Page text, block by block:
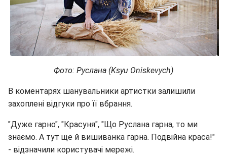
Фото: Руслана (Ksyu Oniskevych)
В коментарях шанувальники артистки залишили
захоплені відгуки про її вбрання.
"Дуже гарно", "Красуня", "Що Руслана гарна, то ми
знаємо. А тут ще й вишиванка гарна. Подвійна краса!"
- відзначили користувачі мережі.